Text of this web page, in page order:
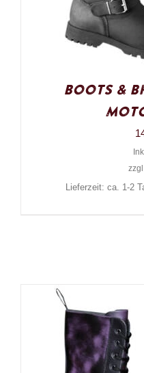
Boots &
Lieferzeit: ca. 1-2